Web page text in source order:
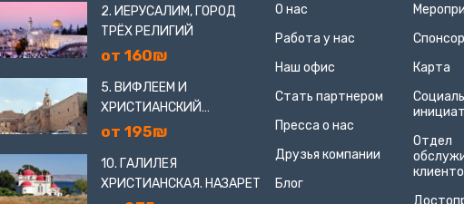
2. ИЕРУСАЛИМ, ГОРОД
ТРЁХ РЕЛИГИЙ
от 160₪
5. ВИФЛЕЕМ И
ХРИСТИАНСКИЙ
ИЕРУСАЛИМ
от 195₪
10. ГАЛИЛЕЯ
ХРИСТИАНСКАЯ. НАЗАРЕТ
О нас
Работа у нас
Наш офис
Стать партнером
Пресса о нас
Друзья компании
Блог
Карта
Отдел